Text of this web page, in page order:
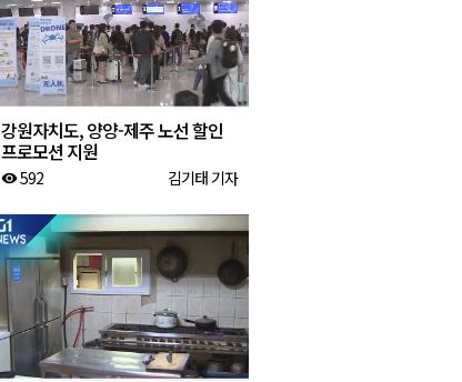
2026년 08월 07일(금)
2026년 08월 07일(금)
강원자치도, 양양-제주 노선 할인
프로모션 지원
visibility592 김기태 기자